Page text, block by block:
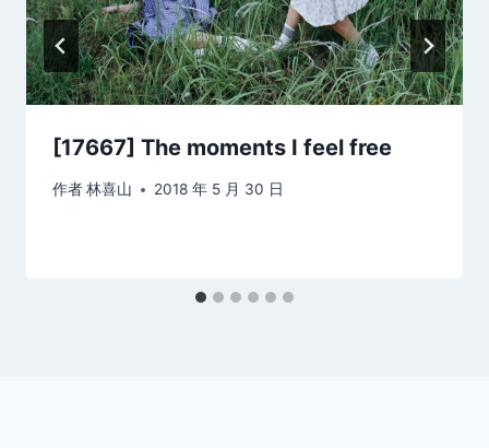
[17667] The moments I feel free
作者林喜山 2018 年 5 月 30 日